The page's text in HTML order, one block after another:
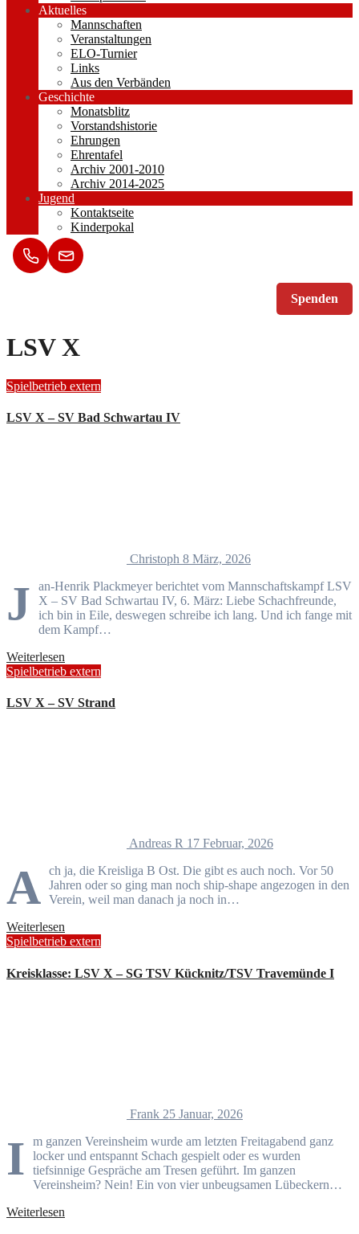
Aktuelles
Mannschaften
Veranstaltungen
ELO-Turnier
Links
Aus den Verbänden
Geschichte
Monatsblitz
Vorstandshistorie
Ehrungen
Ehrentafel
Archiv 2001-2010
Archiv 2014-2025
Jugend
Kontaktseite
Kinderpokal
Spenden
LSV X
Spielbetrieb extern
LSV X – SV Bad Schwartau IV
Christoph 8 März, 2026
J
an-Henrik Plackmeyer berichtet vom Mannschaftskampf LSV
X – SV Bad Schwartau IV, 6. März: Liebe Schachfreunde,
ich bin in Eile, deswegen schreibe ich lang. Und ich fange mit
dem Kampf…
Weiterlesen
Spielbetrieb extern
LSV X – SV Strand
Andreas R 17 Februar, 2026
A ch ja, die Kreisliga B Ost. Die gibt es auch noch. Vor 50
Jahren oder so ging man noch ship-shape angezogen in den
Verein, weil man danach ja noch in…
Weiterlesen
Spielbetrieb extern
Kreisklasse: LSV X – SG TSV Kücknitz/TSV Travemünde I
Frank 25 Januar, 2026
I
m ganzen Vereinsheim wurde am letzten Freitagabend ganz
locker und entspannt Schach gespielt oder es wurden
tiefsinnige Gespräche am Tresen geführt. Im ganzen
Vereinsheim? Nein! Ein von vier unbeugsamen Lübeckern…
Weiterlesen